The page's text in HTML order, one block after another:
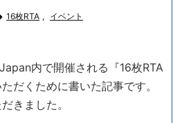
16枚RTA , イベント
内で開催される『16枚RTA
だくために書いた記事です。
きました。